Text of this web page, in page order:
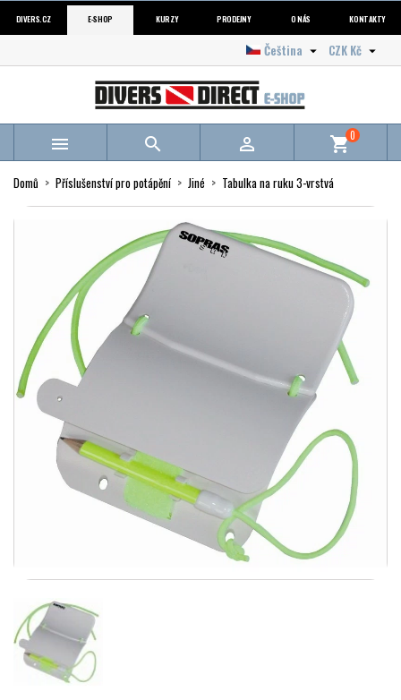
DIVERS.CZ E-SHOP KURZY PRODEJNY O NÁS KONTAKTY
CZK Kč 
Čeština 
   shopping_cart0
Domů Příslušenství pro potápění Jiné Tabulka na ruku 3-vrstvá